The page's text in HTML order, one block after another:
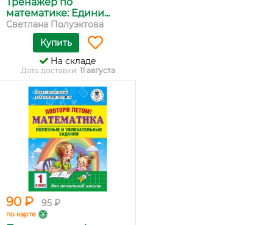
математике: Едини...
Светлана Полуэктова
Купить
На складе
Дата доставки: 11 августа
90 ₽ 95 ₽
по карте